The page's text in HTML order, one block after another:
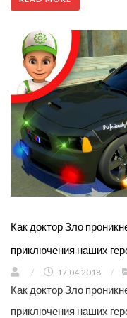
Как доктор Зло
приключения наших
/ 17.04.2018 /
Как доктор Зло
приключения наших